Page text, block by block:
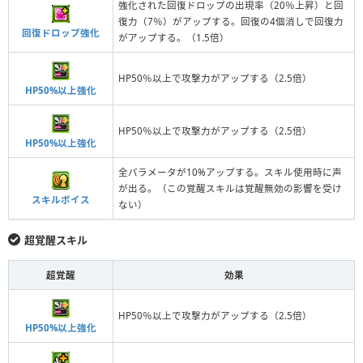
回復ドロップ強化
強化された回復ドロップの出現率（20％上昇）と回
復力（7％）がアップする。回復の4個消しで回復力
がアップする。（1.5倍）
HP50%以上強化
HP50％以上で攻撃力がアップする（2.5倍）
HP50%以上強化
HP50％以上で攻撃力がアップする（2.5倍）
スキルボイス
全パラメータが10%アップする。スキル使用時に声
が出る。（この覚醒スキルは覚醒無効の影響を受け
ない）
超覚醒スキル
超覚醒 効果
HP50%以上強化
HP50％以上で攻撃力がアップする（2.5倍）